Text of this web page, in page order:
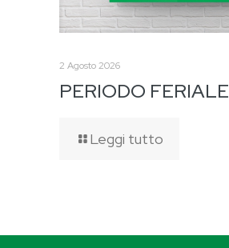
2 Agosto 2026
PERIODO FERIALE
Leggi tutto